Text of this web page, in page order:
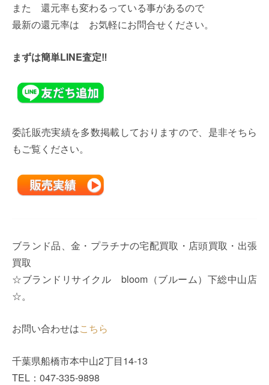
また 還元率も変わるっている事があるので
最新の還元率は お気軽にお問合せください。
まずは簡単LINE査定‼
委託販売実績を多数掲載しておりますので、是非そちら
もご覧ください。
ブランド品、金・プラチナの宅配買取・店頭買取・出張
買取
☆ブランドリサイクル bloom（ブルーム）下総中山店
☆。
お問い合わせはこちら
千葉県船橋市本中山2丁目14-13
TEL：047-335-9898